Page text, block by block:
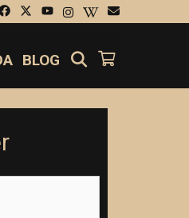
BLOG SEARCH